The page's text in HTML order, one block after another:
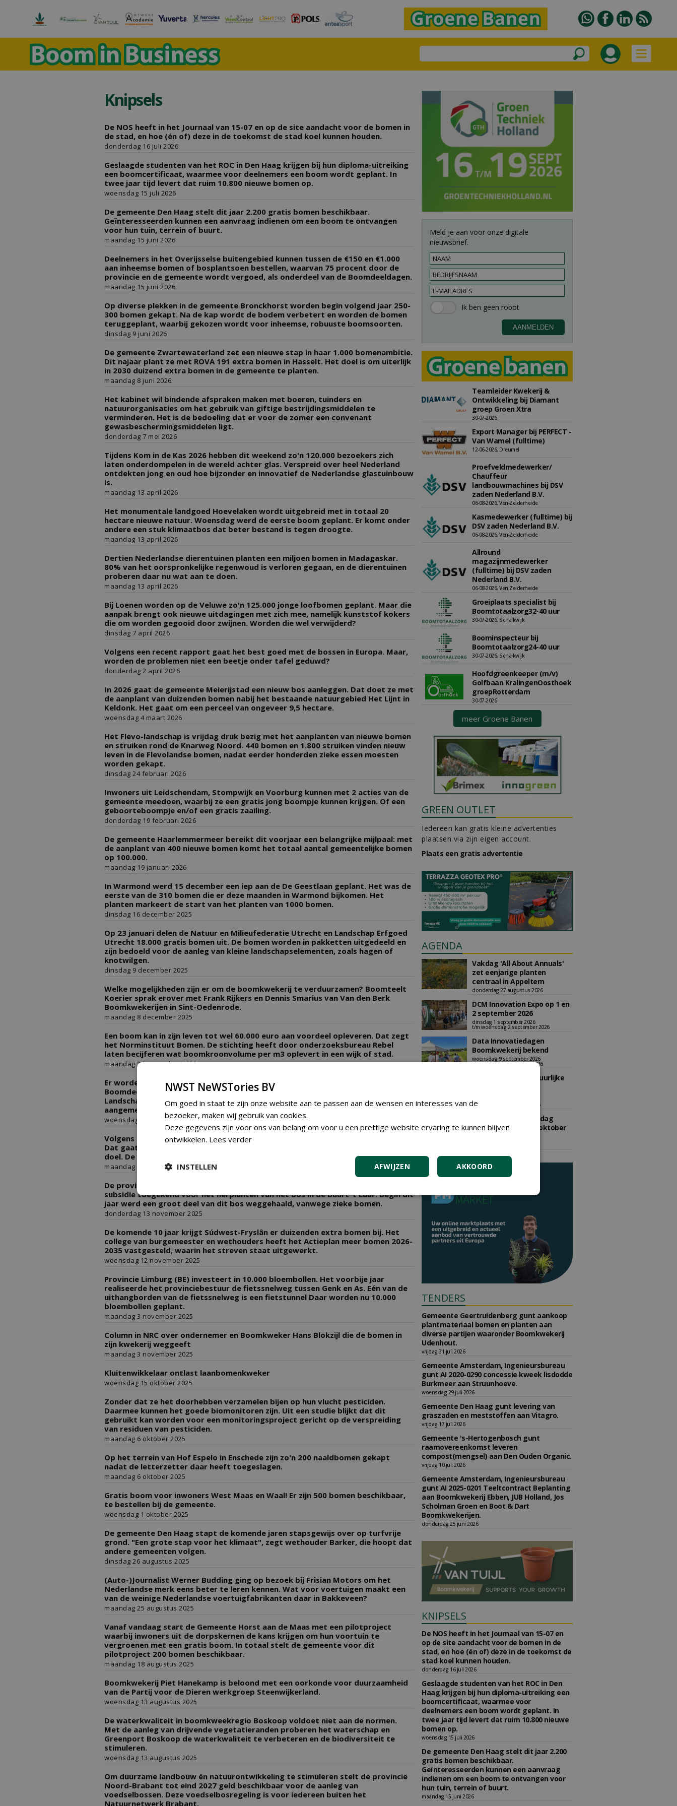
Knipsels
De NOS heeft in het Journaal van 15-07 en op de site aandacht voor de bomen in
de stad, en hoe (én of) deze in de toekomst de stad koel kunnen houden.
donderdag 16 juli 2026
Geslaagde studenten van het ROC in Den Haag krijgen bij hun diploma-uitreiking
een boomcertificaat, waarmee voor deelnemers een boom wordt geplant. In
twee jaar tijd levert dat ruim 10.800 nieuwe bomen op.
woensdag 15 juli 2026
De gemeente Den Haag stelt dit jaar 2.200 gratis bomen beschikbaar.
Geïnteresseerden kunnen een aanvraag indienen om een boom te ontvangen
voor hun tuin, terrein of buurt.
maandag 15 juni 2026
Deelnemers in het Overijsselse buitengebied kunnen tussen de €150 en €1.000
aan inheemse bomen of bosplantsoen bestellen, waarvan 75 procent door de
provincie en de gemeente wordt vergoed, als onderdeel van de Boomdeeldagen.
maandag 15 juni 2026
Op diverse plekken in de gemeente Bronckhorst worden begin volgend jaar 250-
300 bomen gekapt. Na de kap wordt de bodem verbetert en worden de bomen
teruggeplant, waarbij gekozen wordt voor inheemse, robuuste boomsoorten.
dinsdag 9 juni 2026
De gemeente Zwartewaterland zet een nieuwe stap in haar 1.000 bomenambitie.
Dit najaar plant ze met ROVA 191 extra bomen in Hasselt. Het doel is om uiterlijk
in 2030 duizend extra bomen in de gemeente te planten.
maandag 8 juni 2026
Het kabinet wil bindende afspraken maken met boeren, tuinders en
natuurorganisaties om het gebruik van giftige bestrijdingsmiddelen te
verminderen. Het is de bedoeling dat er voor de zomer een convenant
gewasbeschermingsmiddelen ligt.
donderdag 7 mei 2026
Tijdens Kom in de Kas 2026 hebben dit weekend zo'n 120.000 bezoekers zich
laten onderdompelen in de wereld achter glas. Verspreid over heel Nederland
ontdekten jong en oud hoe bijzonder en innovatief de Nederlandse glastuinbouw
is.
maandag 13 april 2026
Het monumentale landgoed Hoevelaken wordt uitgebreid met in totaal 20
hectare nieuwe natuur. Woensdag werd de eerste boom geplant. Er komt onder
andere een stuk klimaatbos dat beter bestand is tegen droogte.
maandag 13 april 2026
Dertien Nederlandse dierentuinen planten een miljoen bomen in Madagaskar.
80% van het oorspronkelijke regenwoud is verloren gegaan, en de dierentuinen
proberen daar nu wat aan te doen.
maandag 13 april 2026
Bij Loenen worden op de Veluwe zo'n 125.000 jonge loofbomen geplant. Maar die
aanpak brengt ook nieuwe uitdagingen met zich mee, namelijk kunststof kokers
die om worden gegooid door zwijnen. Worden die wel verwijderd?
dinsdag 7 april 2026
Volgens een recent rapport gaat het best goed met de bossen in Europa. Maar,
worden de problemen niet een beetje onder tafel geduwd?
donderdag 2 april 2026
In 2026 gaat de gemeente Meierijstad een nieuw bos aanleggen. Dat doet ze met
de aanplant van duizenden bomen nabij het bestaande natuurgebied Het Lijnt in
Keldonk. Het gaat om een perceel van ongeveer 9,5 hectare.
woensdag 4 maart 2026
Het Flevo-landschap is vrijdag druk bezig met het aanplanten van nieuwe bomen
en struiken rond de Knarweg Noord. 440 bomen en 1.800 struiken vinden nieuw
leven in de Flevolandse bomen, nadat eerder honderden zieke essen moesten
worden gekapt.
dinsdag 24 februari 2026
Inwoners uit Leidschendam, Stompwijk en Voorburg kunnen met 2 acties van de
gemeente meedoen, waarbij ze een gratis jong boompje kunnen krijgen. Of een
geboorteboompje en/of een gratis zaailing.
donderdag 19 februari 2026
De gemeente Haarlemmermeer bereikt dit voorjaar een belangrijke mijlpaal: met
de aanplant van 400 nieuwe bomen komt het totaal aantal gemeentelijke bomen
op 100.000.
maandag 19 januari 2026
In Warmond werd 15 december een iep aan de De Geestlaan geplant. Het was de
eerste van de 310 bomen die er deze maanden in Warmond bijkomen. Het
planten markeert de start van het planten van 1000 bomen.
dinsdag 16 december 2025
Op 23 januari delen de Natuur en Milieufederatie Utrecht en Landschap Erfgoed
Utrecht 18.000 gratis bomen uit. De bomen worden in pakketten uitgedeeld en
zijn bedoeld voor de aanleg van kleine landschapselementen, zoals hagen of
knotwilgen.
dinsdag 9 december 2025
Welke mogelijkheden zijn er om de boomkwekerij te verduurzamen? Boomteelt
Koerier sprak erover met Frank Rijkers en Dennis Smarius van Van den Berk
Boomkwekerijen in Sint-Oedenrode.
maandag 8 december 2025
Een boom kan in zijn leven tot wel 60.000 euro aan voordeel opleveren. Dat zegt
het Norminstituut Bomen. De stichting heeft door onderzoeksbureau Rebel
laten becijferen wat boomkroonvolume per m3 oplevert in een wijk of stad.
maandag 24 november 2025
Er worden bijna 100.000 bomen en heesters uitgedeeld in Overijssel. Tijdens de
Boomdeeldagen delen 20 gemeenten, samen met Natuur voor Elkaar en
Landschap Overijssel, bomen en struiken uit aan inwoners die zich eerder
aangemeld hebben.
woensdag 19 november 2025
Volgens de Bossenstrategie wordt er 37.000 hectare bos bijgeplant tot 2030.
Dat gaat niet lukken: op de helft van de looptijd zit de aanplant op 10% van het
doel. De financiering is stopgezet, waardoor het planten is stilgevallen.
maandag 17 november 2025
De provincie Noord-Holland heeft de gemeente Den Helder bijna € 100.000
subsidie toegekend voor het herplanten van het bos in de buurt ’t Laar. Begin dit
jaar werd een groot deel van dit bos weggehaald, vanwege zieke bomen.
donderdag 13 november 2025
De komende 10 jaar krijgt Súdwest-Fryslân er duizenden extra bomen bij. Het
college van burgemeester en wethouders heeft het Actieplan meer bomen 2026-
2035 vastgesteld, waarin het streven staat uitgewerkt.
woensdag 12 november 2025
Provincie Limburg (BE) investeert in 10.000 bloembollen. Het voorbije jaar
realiseerde het provinciebestuur de fietssnelweg tussen Genk en As. Eén van de
uithangborden van de fietssnelweg is een fietstunnel Daar worden nu 10.000
bloembollen geplant.
maandag 3 november 2025
Column in NRC over ondernemer en Boomkweker Hans Blokzijl die de bomen in
zijn kwekerij weggeeft
maandag 3 november 2025
Kluitenwikkelaar ontlast laanbomenkweker
woensdag 15 oktober 2025
Zonder dat ze het doorhebben verzamelen bijen op hun vlucht pesticiden.
Daarmee kunnen het goede biomonitoren zijn. Uit een studie blijkt dat dit
gebruikt kan worden voor een monitoringsproject gericht op de verspreiding
van residuen van pesticiden.
maandag 6 oktober 2025
Op het terrein van Hof Espelo in Enschede zijn zo'n 200 naaldbomen gekapt
nadat de letterzetter daar heeft toegeslagen.
maandag 6 oktober 2025
Gratis boom voor inwoners West Maas en Waal! Er zijn 500 bomen beschikbaar,
te bestellen bij de gemeente.
woensdag 1 oktober 2025
De gemeente Den Haag stapt de komende jaren stapsgewijs over op turfvrije
grond. "Een grote stap voor het klimaat", zegt wethouder Barker, die hoopt dat
andere gemeenten volgen.
dinsdag 26 augustus 2025
(Auto-)Journalist Werner Budding ging op bezoek bij Frisian Motors om het
Nederlandse merk eens beter te leren kennen. Wat voor voertuigen maakt een
van de weinige Nederlandse voertuigfabrikanten daar in Bakkeveen?
maandag 25 augustus 2025
Vanaf vandaag start de Gemeente Horst aan de Maas met een pilotproject
waarbij inwoners uit de dorpskernen de kans krijgen om hun voortuin te
vergroenen met een gratis boom. In totaal stelt de gemeente voor dit
pilotproject 200 bomen beschikbaar.
maandag 18 augustus 2025
Boomkwekerij Piet Hanekamp is beloond met een oorkonde voor duurzaamheid
van de Partij voor de Dieren werkgroep Steenwijkerland.
woensdag 13 augustus 2025
De waterkwaliteit in boomkweekregio Boskoop voldoet niet aan de normen.
Met de aanleg van drijvende vegetatieranden proberen het waterschap en
Greenport Boskoop de waterkwaliteit te verbeteren en de biodiversiteit te
stimuleren.
woensdag 13 augustus 2025
Om duurzame landbouw én natuurontwikkeling te stimuleren stelt de provincie
Noord-Brabant tot eind 2027 geld beschikbaar voor de aanleg van
voedselbossen. Deze voedselbosregeling is voor iedereen buiten het
Natuurnetwerk Brabant.
Meld je aan voor onze digitale
nieuwsbrief.
Teamleider Kwekerij &
Ontwikkeling bij Diamant
groep Groen Xtra
30-07-2026
Export Manager bij PERFECT -
Van Wamel (fulltime)
12-06-2026, Dreumel
Proefveldmedewerker/
Chauffeur
landbouwmachines bij DSV
zaden Nederland B.V.
06-08-2026, Ven-Zelderheide
Kasmedewerker (fulltime) bij
DSV zaden Nederland B.V.
06-08-2026, Ven-Zelderheide
Allround
magazijnmedewerker
(fulltime) bij DSV zaden
Nederland B.V.
06-08-2026, Ven Zelderheide
Groeiplaats specialist bij
Boomtotaalzorg32-40 uur
30-07-2026, Schalkwijk
Boominspecteur bij
Boomtotaalzorg24-40 uur
30-07-2026, Schalkwijk
Hoofdgreenkeeper (m/v)
Golfbaan KralingenOosthoek
groepRotterdam
30-07-2026
meer Groene Banen
GREEN OUTLET
Iedereen kan gratis kleine advertenties
plaatsen via zijn eigen account.
Plaats een gratis advertentie
AGENDA
Vakdag 'All About Annuals'
zet eenjarige planten
centraal in Appeltern
donderdag 27 augustus 2026
DCM Innovation Expo op 1 en
2 september 2026
dinsdag 1 september 2026
t/m woensdag 2 september 2026
Data Innovatiedagen
Boomkwekerij bekend
woensdag 9 september 2026
t/m vrijdag 18 september 2026
Kennismiddag: 'Natuurlijke
maandag 28 september 2026
Landelijke Jongerendag
Boomkwekerij op 9 oktober
TENDERS
Gemeente Geertruidenberg gunt aankoop
plantmateriaal bomen en planten aan
diverse partijen waaronder Boomkwekerij
Udenhout.
vrijdag 31 juli 2026
Gemeente Amsterdam, Ingenieursbureau
gunt AI 2020-0290 concessie kweek lisdodde
Burkmeer aan Struunhoeve.
woensdag 29 juli 2026
Gemeente Den Haag gunt levering van
graszaden en meststoffen aan Vitagro.
vrijdag 17 juli 2026
Gemeente 's-Hertogenbosch gunt
raamovereenkomst leveren
compost(mengsel) aan Den Ouden Organic.
vrijdag 10 juli 2026
Gemeente Amsterdam, Ingenieursbureau
gunt AI 2025-0201 Teeltcontract Beplanting
aan Boomkwekerij Ebben, JUB Holland, Jos
Scholman Groen en Boot & Dart
Boomkwekerijen.
donderdag 25 juni 2026
KNIPSELS
De NOS heeft in het Journaal van 15-07 en
op de site aandacht voor de bomen in de
stad, en hoe (én of) deze in de toekomst de
stad koel kunnen houden.
donderdag 16 juli 2026
Geslaagde studenten van het ROC in Den
Haag krijgen bij hun diploma-uitreiking een
boomcertificaat, waarmee voor
deelnemers een boom wordt geplant. In
twee jaar tijd levert dat ruim 10.800 nieuwe
bomen op.
woensdag 15 juli 2026
De gemeente Den Haag stelt dit jaar 2.200
gratis bomen beschikbaar.
Geïnteresseerden kunnen een aanvraag
indienen om een boom te ontvangen voor
hun tuin, terrein of buurt.
maandag 15 juni 2026
NWST NeWSTories BV
Om goed in staat te zijn onze website aan te passen aan de wensen en interesses van de
bezoeker, maken wij gebruik van cookies.
Deze gegevens zijn voor ons van belang om voor u een prettige website ervaring te kunnen blijven
ontwikkelen. Lees verder
AKKOORD
AFWIJZEN
INSTELLEN